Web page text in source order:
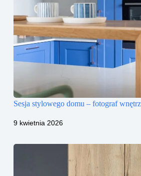
Sesja stylowego domu – fotograf
9 kwietnia 2026